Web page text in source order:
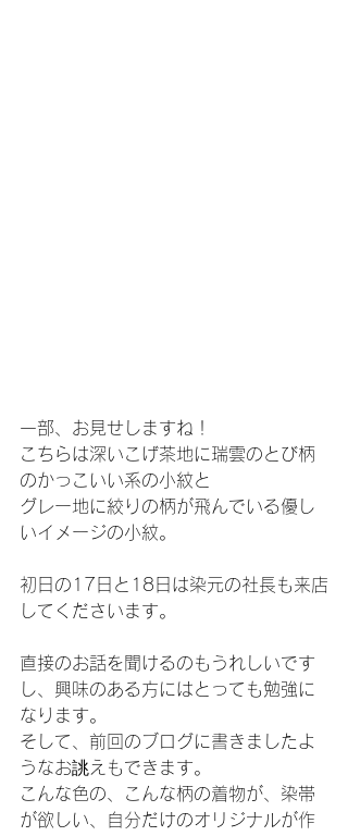
一部、お見せしますね！
こちらは深いこげ茶地に瑞雲のとび柄
のかっこいい系の小紋と
グレー地に絞りの柄が飛んでいる優し
いイメージの小紋。
初日の17日と18日は染元の社長も来店
してくださいます。
直接のお話を聞けるのもうれしいです
し、興味のある方にはとっても勉強に
なります。
そして、前回のブログに書きましたよ
うなお誂えもできます。
こんな色の、こんな柄の着物が、染帯
が欲しい、自分だけのオリジナルが作